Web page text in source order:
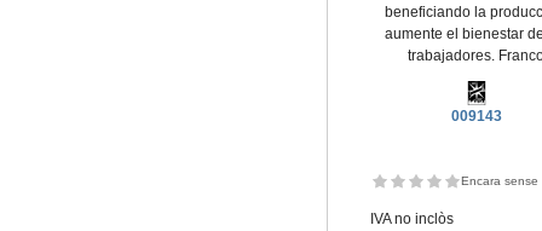
beneficiando la
aumente el bienestar
trabajadores.
009143
Encara sense
IVA no inclòs